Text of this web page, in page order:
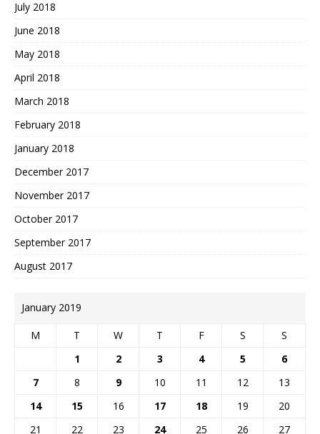
July 2018
June 2018
May 2018
April 2018
March 2018
February 2018
January 2018
December 2017
November 2017
October 2017
September 2017
August 2017
January 2019
M T W T F S
S
1
2 3 4 5
6
7
8 9 10 11 12
13
14
15 16 17 18 19
20
21
22 23 24 25 26 27